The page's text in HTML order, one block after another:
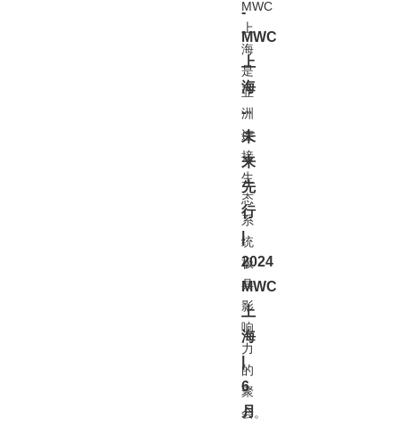
-
MWC
上
海
-
未
来
先
行
|
2024
MWC
上
海
|
6
月
MWC
上
海
是
亚
洲
连
接
生
态
系
统
极
具
影
响
力
的
聚
会。